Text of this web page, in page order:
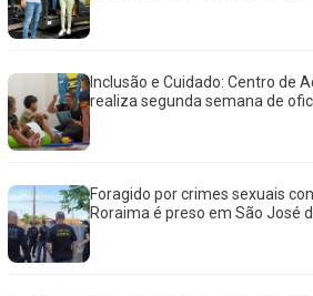
Inclusão e Cuidado: Centro de
realiza segunda semana de
Foragido por crimes sexuais
Roraima é preso em São José